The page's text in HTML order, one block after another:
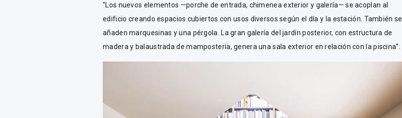
"Los nuevos elementos —porche de entrada, chimenea exterior y galería— se acoplan al
edificio creando espacios cubiertos con usos diversos según el día y la estación. También se
añaden marquesinas y una pérgola. La gran galería del jardín posterior, con estructura de
madera y balaustrada de mampostería, genera una sala exterior en relación con la piscina”.